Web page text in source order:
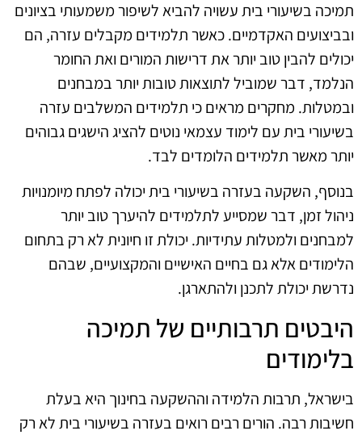
תמיכה בשיעורי בית עשויה להביא לשיפור משמעותי בציונים
ובביצועים האקדמיים. כאשר תלמידים מקבלים עזרה, הם
יכולים להבין טוב יותר את דרישות המורים ואת החומר
הנלמד, דבר שמוביל לתוצאות טובות יותר במבחנים
ובמטלות. מחקרים מראים כי תלמידים המשלבים עזרה
בשיעורי בית עם לימוד עצמאי נוטים להציג הישגים גבוהים
יותר מאשר תלמידים הלומדים לבד.
בנוסף, השקעה בעזרה בשיעורי בית יכולה לפתח מיומנויות
ניהול זמן, דבר שמסייע לתלמידים להיערך טוב יותר
למבחנים ולמטלות עתידיות. יכולת זו חיונית לא רק בתחום
הלימודים אלא גם בחיים האישיים והמקצועיים, שבהם
נדרשת יכולת לתכנן ולהתארגן.
היבטים תרבותיים של תמיכה
בלימודים
בישראל, תרבות הלמידה וההשקעה בחינוך היא בעלת
חשיבות רבה. הורים רבים רואים בעזרה בשיעורי בית לא רק